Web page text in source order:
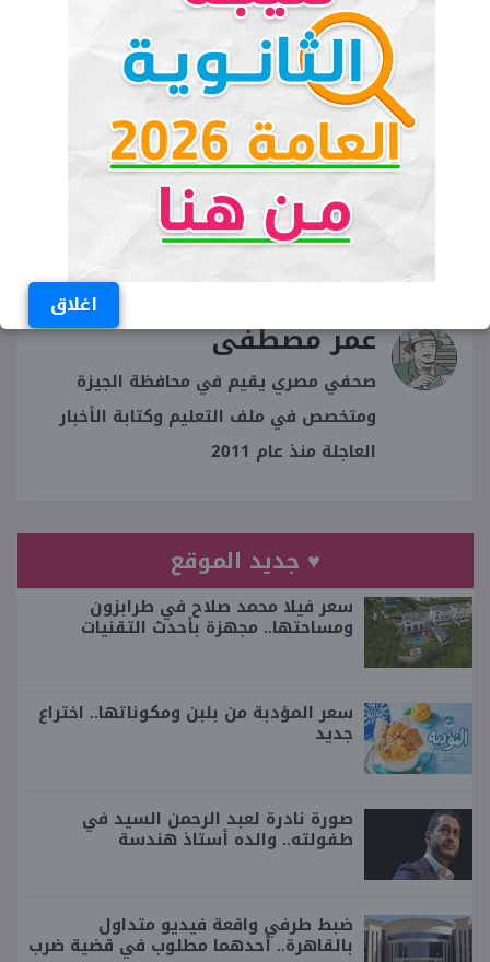
اغلاق
للمحكمة المختصة بنظر الجرائم الاقتصادية
والإلكترونية.
الكلمات المفتاحية
عمر فرج تيك توك
المحكمة الاقتصادية محاكمة عمر فرج
عمر مصطفى
صحفي مصري يقيم في محافظة الجيزة
ومتخصص في ملف التعليم وكتابة الأخبار
العاجلة منذ عام 2011
♥ جديد الموقع
سعر فيلا محمد صلاح في طرابزون
ومساحتها.. مجهزة بأحدث التقنيات
سعر المؤدبة من بلبن ومكوناتها.. اختراع
جديد
صورة نادرة لعبد الرحمن السيد في
طفولته.. والده أستاذ هندسة
ضبط طرفي واقعة فيديو متداول
بالقاهرة.. أحدهما مطلوب في قضية ضرب